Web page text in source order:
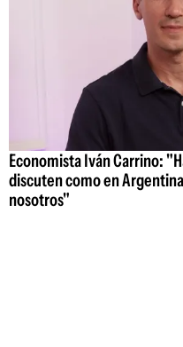
Economista Iván Carrino:
discuten como en
nosotros"